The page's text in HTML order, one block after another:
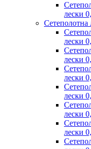
лески
Сетеполотна
лески
лески
лески
лески
лески
лески